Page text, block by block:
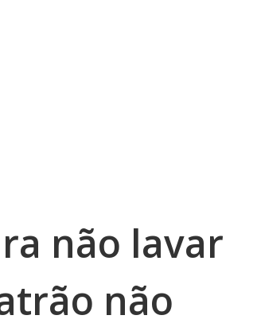
não lavar
não